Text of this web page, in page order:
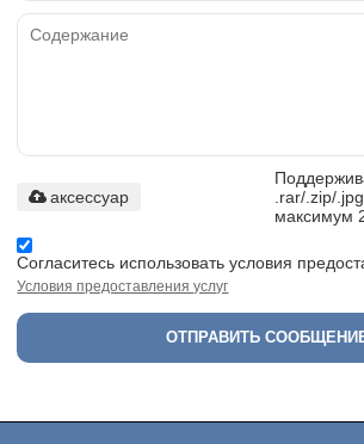
.rar/.zip/
максимум
аксессуар
Согласитесь использовать условия
Условия предоставления услуг
ОТПРАВИТЬ